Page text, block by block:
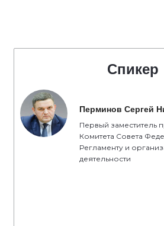
Спикер
Перминов Сергей
Первый заместитель
Комитета Совета
Регламенту и
деятельности